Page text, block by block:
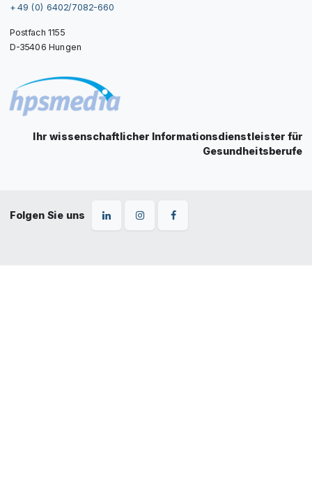
+ 49 (0) 6402/7082-660
Postfach 1155
D-35406 Hungen
Ihr wissenschaftlicher Informationsdienstleister für
Gesundheitsberufe
Folgen Sie uns